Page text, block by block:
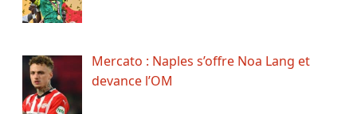
Mercato : Naples s’offre Noa Lang et
devance l’OM